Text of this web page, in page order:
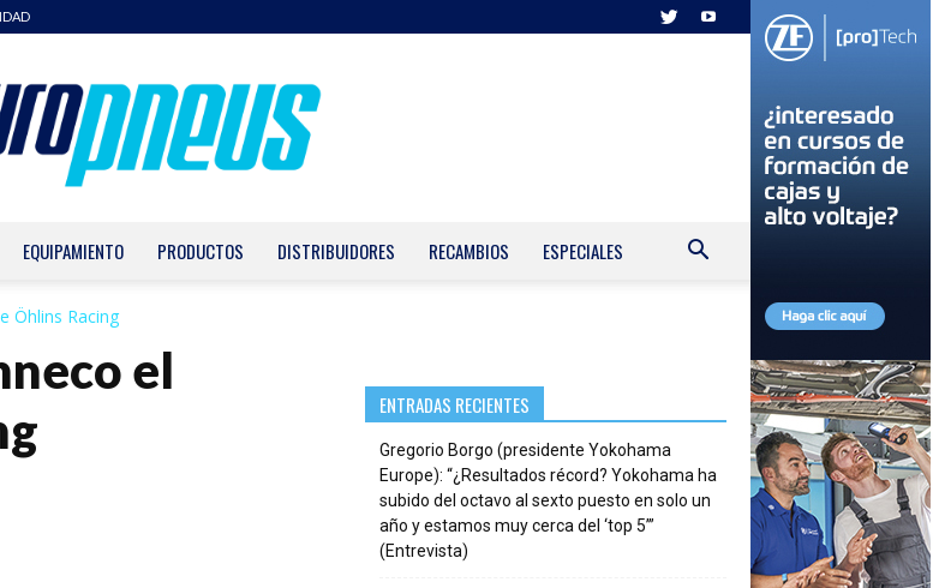
EQUIPAMIENTO PRODUCTOS DISTRIBUIDORES RECAMBIOS ESPECIALES
Öhlins Racing
el
ENTRADAS RECIENTES
Gregorio Borgo (presidente Yokohama
Europe): “¿Resultados récord? Yokohama ha
subido del octavo al sexto puesto en solo un
año y estamos muy cerca del ‘top 5’”
(Entrevista)